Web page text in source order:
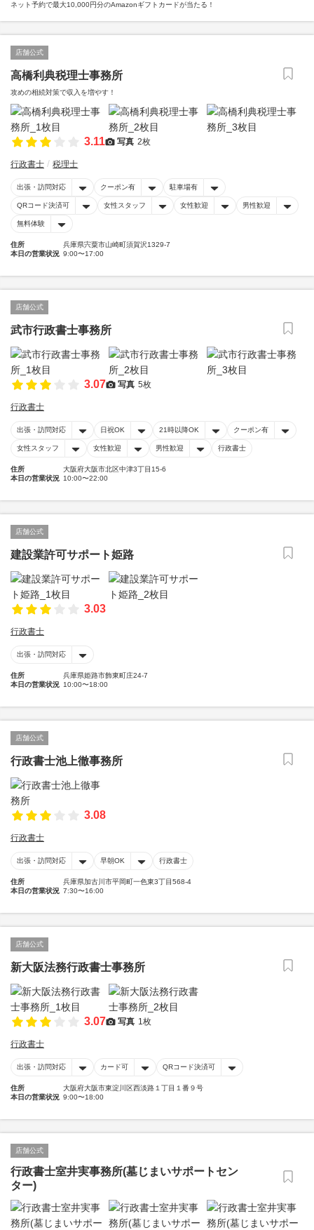
ネット予約で最大10,000円分のAmazonギフトカードが当たる！
店舗公式
高橋利典税理士事務所
攻めの相続対策で収入を増やす！
3.11 写真 2枚
行政書士 税理士
出張・訪問対応 クーポン有 駐車場有
QRコード決済可 女性スタッフ 女性歓迎 男性歓迎
無料体験
住所
兵庫県宍粟市山崎町須賀沢1329-7
本日の営業状況 9:00〜17:00
店舗公式
武市行政書士事務所
3.07 写真 5枚
行政書士
出張・訪問対応 日祝OK 21時以降OK クーポン有
女性スタッフ 女性歓迎 男性歓迎 行政書士
住所
大阪府大阪市北区中津3丁目15-6
本日の営業状況 10:00〜22:00
店舗公式
建設業許可サポート姫路
3.03
行政書士
出張・訪問対応
住所
兵庫県姫路市飾東町庄24-7
本日の営業状況 10:00〜18:00
店舗公式
行政書士池上徹事務所
3.08
行政書士
出張・訪問対応 早朝OK 行政書士
住所
兵庫県加古川市平岡町一色東3丁目568-4
本日の営業状況 7:30〜16:00
店舗公式
新大阪法務行政書士事務所
3.07 写真 1枚
行政書士
出張・訪問対応 カード可 QRコード決済可
住所
大阪府大阪市東淀川区西淡路１丁目１番９号
本日の営業状況 9:00〜18:00
店舗公式
行政書士室井実事務所(墓じまいサポートセン
ター)